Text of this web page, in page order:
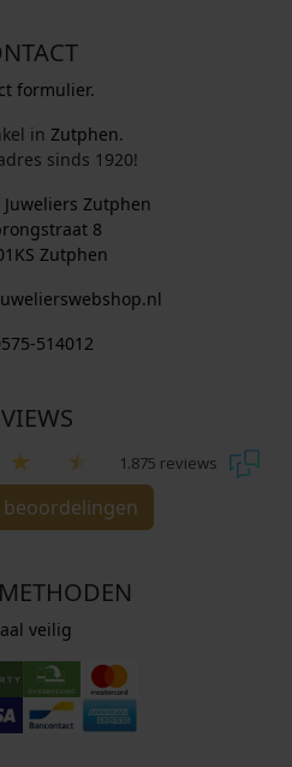
formulier.
in Zutphen.
sinds 1920!
Zutphen
8
Zutphen
514012
1.875 reviews
beoordelingen
veilig